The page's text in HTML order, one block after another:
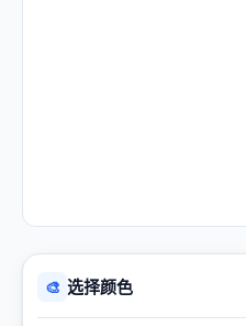
🎨 选择颜色